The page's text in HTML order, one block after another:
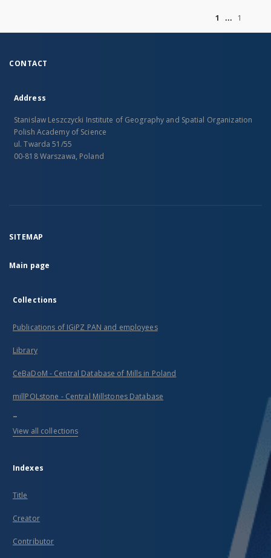
1
1
CONTACT
Address
Stanislaw Leszczycki Institute of Geography and Spatial Organization
Polish Academy of Science
ul. Twarda 51/55
00-818 Warszawa, Poland
SITEMAP
Main page
Collections
Publications of IGiPZ PAN and employees
Library
CeBaDoM - Central Database of Mills in Poland
millPOLstone - Central Millstones Database
...
View all collections
Indexes
Title
Creator
Contributor